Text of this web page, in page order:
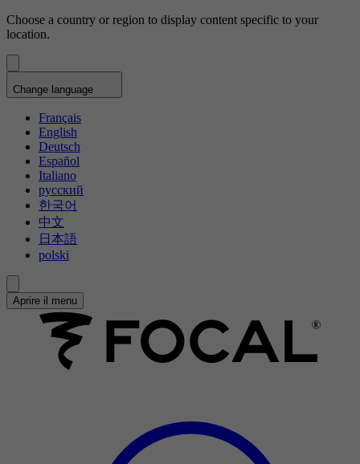
Choose a country or region to display content specific to your
location.
Change language
Français
English
Deutsch
Español
Italiano
русский
한국어
中文
日本語
polski
Aprire il menu